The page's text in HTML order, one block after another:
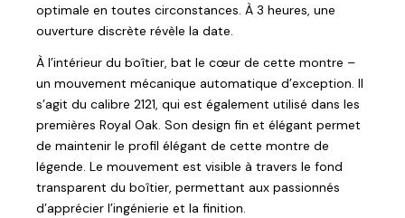
optimale en toutes circonstances. À 3 heures, une
ouverture discrète révèle la date.
À l’intérieur du boîtier, bat le cœur de cette montre –
un mouvement mécanique automatique d’exception. Il
s’agit du calibre 2121, qui est également utilisé dans les
premières Royal Oak. Son design fin et élégant permet
de maintenir le profil élégant de cette montre de
légende. Le mouvement est visible à travers le fond
transparent du boîtier, permettant aux passionnés
d’apprécier l’ingénierie et la finition.